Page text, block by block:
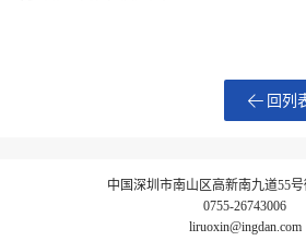
回列
中国深圳市南山区高新南九道55
0755-26743006
liruoxin@ingdan.com